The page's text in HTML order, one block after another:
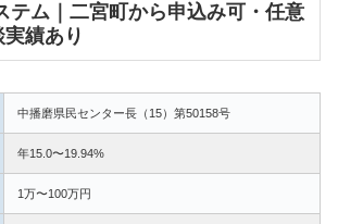
ム｜二宮町から申込み可・任意
績あり
中播磨県民センター長（15）第50158号
年15.0〜19.94%
1万〜100万円